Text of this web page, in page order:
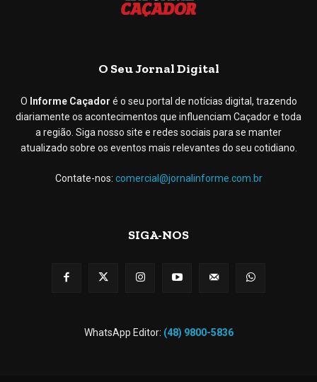
O Seu Jornal Digital
O Informe Caçador é o seu portal de notícias digital, trazendo
diariamente os acontecimentos que influenciam Caçador e toda
a região. Siga nosso site e redes sociais para se manter
atualizado sobre os eventos mais relevantes do seu cotidiano.
Contate-nos: comercial@jornalinforme.com.br
SIGA-NOS
WhatsApp Editor: (48) 9800-5836